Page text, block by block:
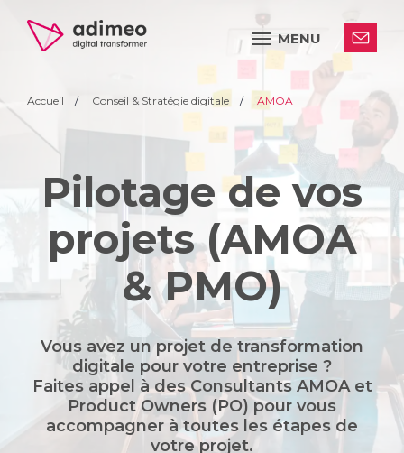
MENU
Accueil Conseil & Stratégie digitale AMOA
Pilotage de vos
projets (AMOA
& PMO)
Vous avez un projet de transformation
digitale pour votre entreprise ?
Faites appel à des Consultants AMOA et
Product Owners (PO) pour vous
accompagner à toutes les étapes de
votre projet.